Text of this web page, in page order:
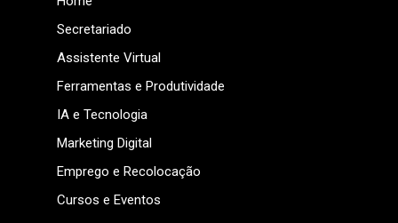
Secretariado
Assistente Virtual
Ferramentas e Produtividade
IA e Tecnologia
Marketing Digital
Emprego e Recolocação
Cursos e Eventos